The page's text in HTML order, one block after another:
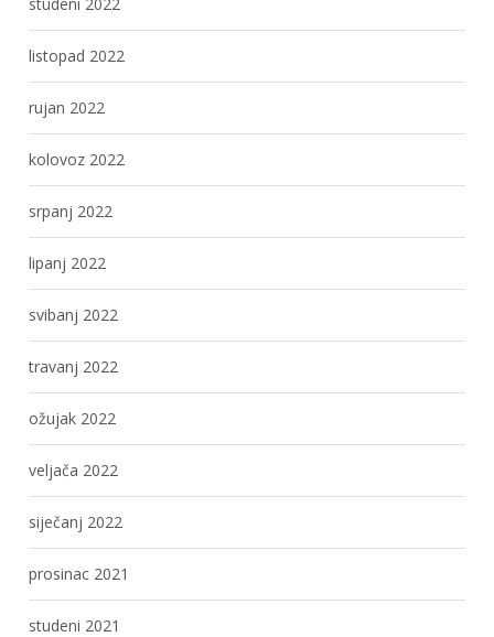
listopad 2022
rujan 2022
kolovoz 2022
srpanj 2022
lipanj 2022
svibanj 2022
travanj 2022
ožujak 2022
veljača 2022
siječanj 2022
prosinac 2021
studeni 2021